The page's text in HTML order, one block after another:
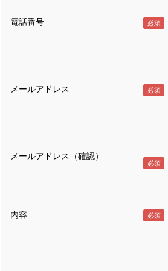
電話番号
メールアドレス
メールアドレス（確認）
内容